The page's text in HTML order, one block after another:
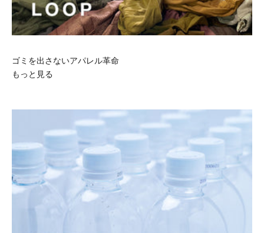
ゴミを出さないアパレル革命
もっと見る